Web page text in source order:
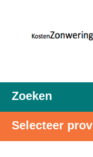
Zoeken
Selecteer